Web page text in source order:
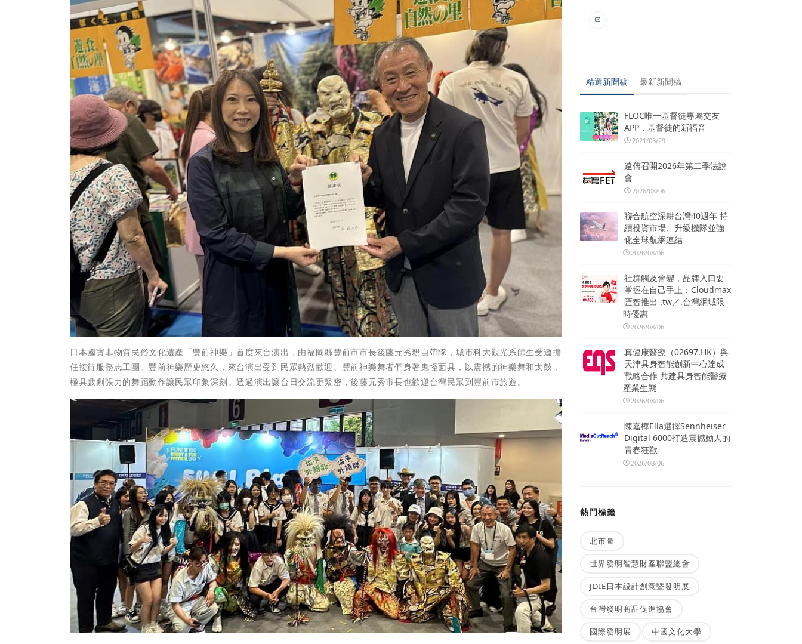
日本國寶非物質民俗文化遺產「豐前神樂」首度來台演出，由福岡縣豐前市市長後藤元秀親自帶隊，城市科大觀光系師生受邀擔
任接待服務志工團。豐前神樂歷史悠久，來台演出受到民眾熱烈歡迎。豐前神樂舞者們身著鬼怪面具，以震撼的神樂舞和太鼓，
極具戲劇張力的舞蹈動作讓民眾印象深刻。透過演出讓台日交流更緊密，後藤元秀市長也歡迎台灣民眾到豐前市旅遊。
精選新聞稿 最新新聞稿
FLOC唯一基督徒專屬交友
APP，基督徒的新福音
2021/03/29
遠傳召開2026年第二季法說
會
2026/08/06
聯合航空深耕台灣40週年 持
續投資市場、升級機隊並強
化全球航網連結
2026/08/06
社群觸及會變，品牌入口要
掌握在自己手上：Cloudmax
匯智推出 .tw／.台灣網域限
時優惠
2026/08/06
真健康醫療（02697.HK）與
天津具身智能創新中心達成
戰略合作 共建具身智能醫療
產業生態
2026/08/06
陳嘉樺Ella選擇Sennheiser
Digital 6000打造震撼動人的
青春狂歡
2026/08/06
熱門標籤
北市圖
世界發明智慧財產聯盟總會
JDIE日本設計創意暨發明展
台灣發明商品促進協會
國際發明展 中國文化大學